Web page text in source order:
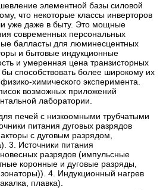
элементной базы силовой
что некоторые классы инверторов
уже даже в быту. Это мощные
современных персональных
балласты для люминесцентных
и бытовые индукционные
и умеренная цена транзисторных
способствовать более широкому их
химического эксперимента.
возможных приложений
лаборатории.
печей с низкоомными трубчатыми
питания дуговых разрядов
с дуговым разрядом,
3. Источники питания
разрядов (импульсные
коронные и дуговые разряды,
4. Индукционный нагрев
плавка).